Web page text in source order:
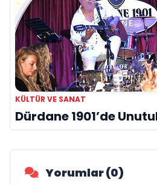
KÜLTÜR VE SANAT
Dürdane 1901’de
Yorumlar (0)